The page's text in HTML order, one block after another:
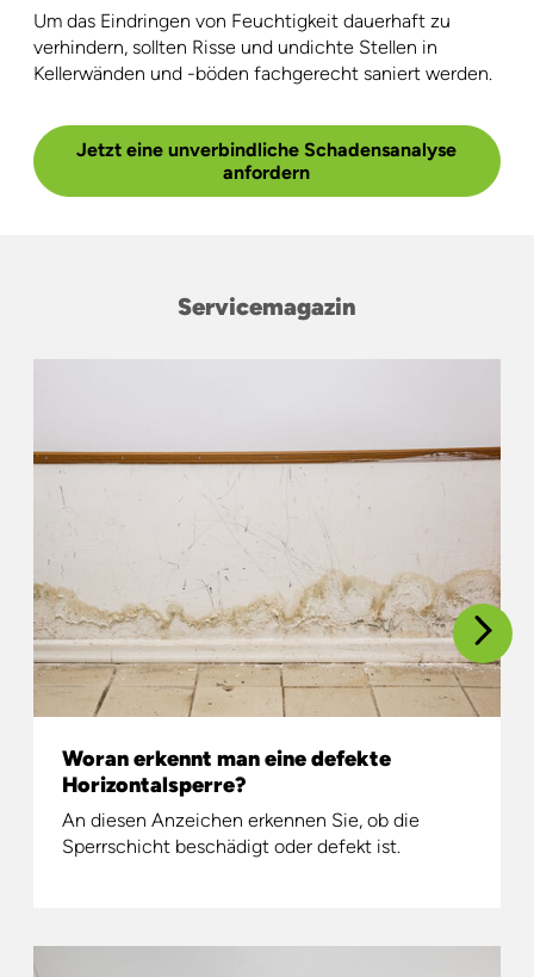
Um das Eindringen von Feuchtigkeit dauerhaft zu
verhindern, sollten Risse und undichte Stellen in
Kellerwänden und -böden fachgerecht saniert werden.
Jetzt eine unverbindliche Schadensanalyse
anfordern
Servicemagazin
Woran erkennt man eine defekte
Horizontalsperre?
An diesen Anzeichen erkennen Sie, ob die
Sperrschicht beschädigt oder defekt ist.